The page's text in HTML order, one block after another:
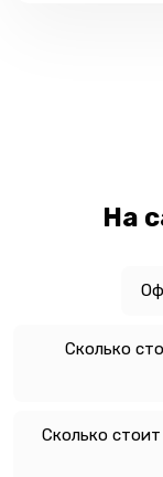
На
Сколько
Сколько стоит